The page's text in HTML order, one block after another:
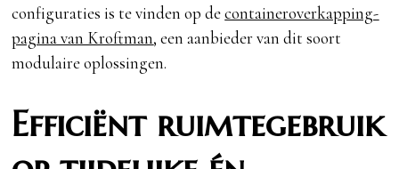
configuraties is te vinden op decontaineroverkapping-
pagina van Kroftman, een aanbieder van dit soort
modulaire oplossingen.
Efficiënt ruimtegebruik